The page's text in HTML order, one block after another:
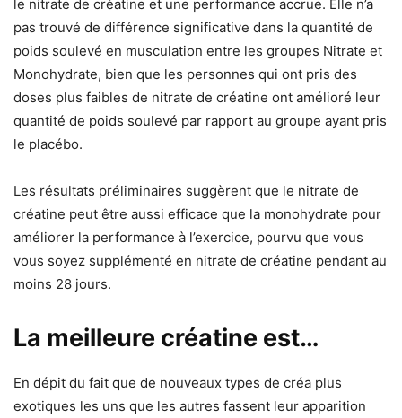
le nitrate de créatine et une performance accrue. Elle n’a
pas trouvé de différence significative dans la quantité de
poids soulevé en musculation entre les groupes Nitrate et
Monohydrate, bien que les personnes qui ont pris des
doses plus faibles de nitrate de créatine ont amélioré leur
quantité de poids soulevé par rapport au groupe ayant pris
le placébo.
Les résultats préliminaires suggèrent que le nitrate de
créatine peut être aussi efficace que la monohydrate pour
améliorer la performance à l’exercice, pourvu que vous
vous soyez supplémenté en nitrate de créatine pendant au
moins 28 jours.
La meilleure créatine est…
En dépit du fait que de nouveaux types de créa plus
exotiques les uns que les autres fassent leur apparition